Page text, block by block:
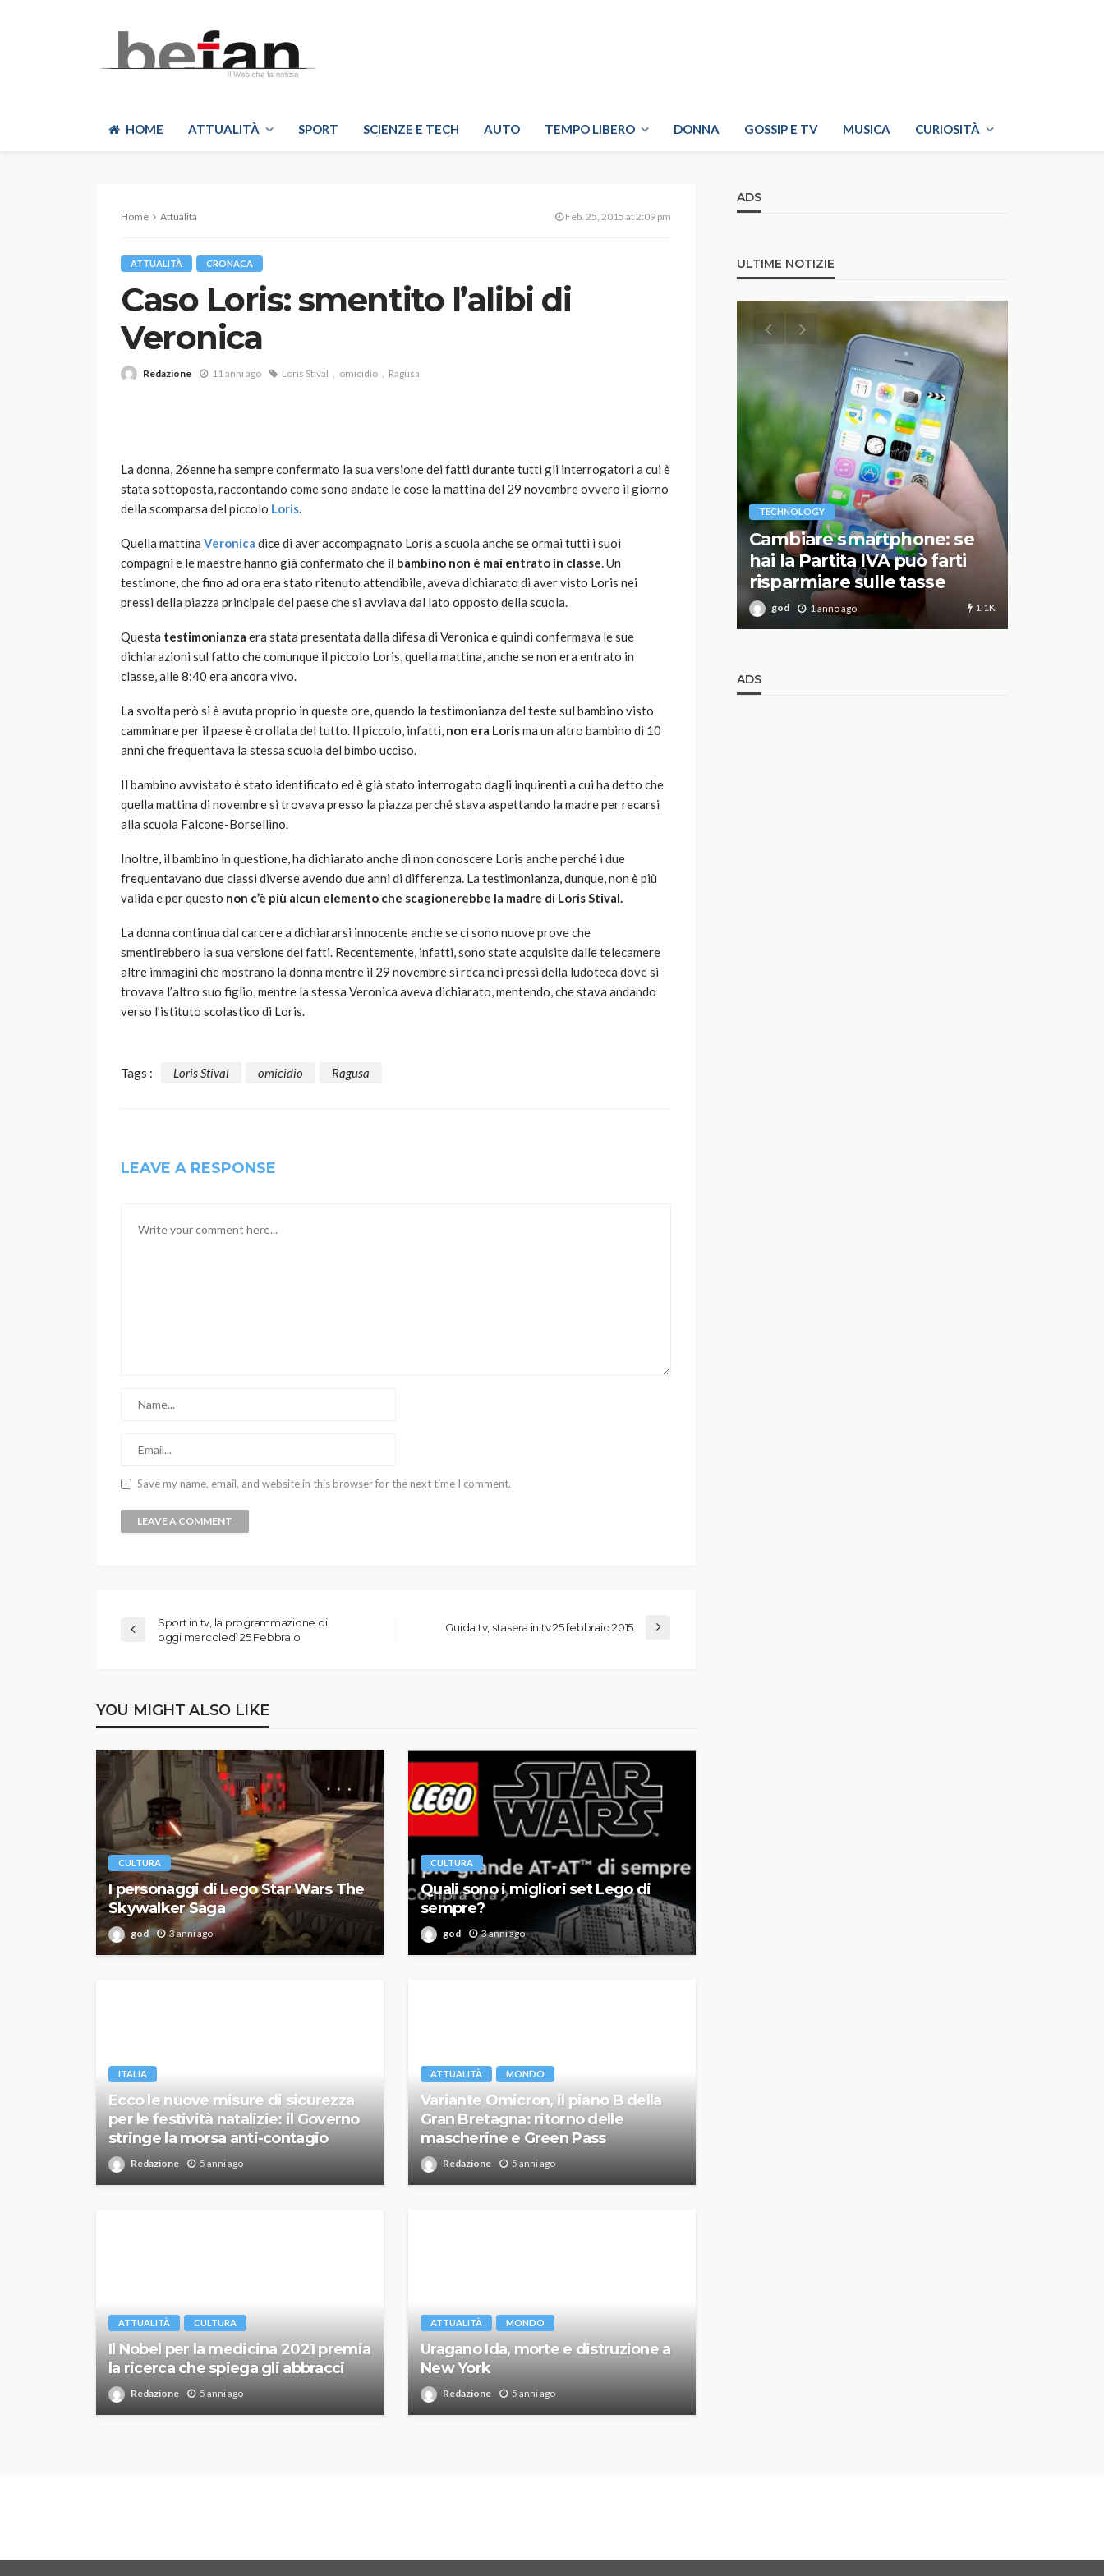
HOME ATTUALITÀ SPORT SCIENZE E TECH AUTO TEMPO LIBERO DONNA GOSSIP E TV MUSICA CURIOSITÀ
Home Attualità Feb. 25, 2015 at 2:09 pm
ATTUALITÀ CRONACA
Caso Loris: smentito l’alibi di
Veronica
Redazione 11 anni ago Loris Stival omicidio Ragusa
La donna, 26enne ha sempre confermato la sua versione dei fatti durante tutti gli interrogatori a cui è
stata sottoposta, raccontando come sono andate le cose la mattina del 29 novembre ovvero il giorno
della scomparsa del piccolo Loris.
Quella mattina Veronica dice di aver accompagnato Loris a scuola anche se ormai tutti i suoi
compagni e le maestre hanno già confermato che il bambino non è mai entrato in classe. Un
testimone, che fino ad ora era stato ritenuto attendibile, aveva dichiarato di aver visto Loris nei
pressi della piazza principale del paese che si avviava dal lato opposto della scuola.
Questa testimonianza era stata presentata dalla difesa di Veronica e quindi confermava le sue
dichiarazioni sul fatto che comunque il piccolo Loris, quella mattina, anche se non era entrato in
classe, alle 8:40 era ancora vivo.
La svolta però si è avuta proprio in queste ore, quando la testimonianza del teste sul bambino visto
camminare per il paese è crollata del tutto. Il piccolo, infatti, non era Lorisma un altro bambino di 10
anni che frequentava la stessa scuola del bimbo ucciso.
Il bambino avvistato è stato identificato ed è già stato interrogato dagli inquirenti a cui ha detto che
quella mattina di novembre si trovava presso la piazza perché stava aspettando la madre per recarsi
alla scuola Falcone-Borsellino.
Inoltre, il bambino in questione, ha dichiarato anche di non conoscere Loris anche perché i due
frequentavano due classi diverse avendo due anni di differenza. La testimonianza, dunque, non è più
valida e per questo non c’è più alcun elemento che scagionerebbe la madre di Loris Stival.
La donna continua dal carcere a dichiararsi innocente anche se ci sono nuove prove che
smentirebbero la sua versione dei fatti. Recentemente, infatti, sono state acquisite dalle telecamere
altre immagini che mostrano la donna mentre il 29 novembre si reca nei pressi della ludoteca dove si
trovava l’altro suo figlio, mentre la stessa Veronica aveva dichiarato, mentendo, che stava andando
verso l’istituto scolastico di Loris.
Tags : Loris Stival omicidio Ragusa
LEAVE A RESPONSE
Save my name, email, and website in this browser for the next time I comment.
Sport in tv, la programmazione di
oggi mercoledì 25 Febbraio
Guida tv, stasera in tv 25 febbraio 2015
YOU MIGHT ALSO LIKE
CULTURA
I personaggi di Lego Star Wars The
Skywalker Saga
god 3 anni ago
CULTURA
Quali sono i migliori set Lego di
sempre?
god 3 anni ago
ITALIA
Ecco le nuove misure di sicurezza
per le festività natalizie: il Governo
stringe la morsa anti-contagio
Redazione 5 anni ago
ATTUALITÀ MONDO
Variante Omicron, il piano B della
Gran Bretagna: ritorno delle
mascherine e Green Pass
Redazione 5 anni ago
ATTUALITÀ CULTURA
Il Nobel per la medicina 2021 premia
la ricerca che spiega gli abbracci
Redazione 5 anni ago
ATTUALITÀ MONDO
Uragano Ida, morte e distruzione a
New York
Redazione 5 anni ago
ADS
ULTIME NOTIZIE
Robot tagliaerba: quale
scegliere per il tuo prato
god 1 anno ago 785
AUTO SPORT
MG alle Final 8 di Coppa
passione per
l’automobilismo
abbracciano la stessa causa
god 9 mesi ago
TECHNOLOGY
Cambiare smartphone: se
hai la Partita IVA può farti
risparmiare sulle tasse
god 1 anno ago 1.1K
ADS